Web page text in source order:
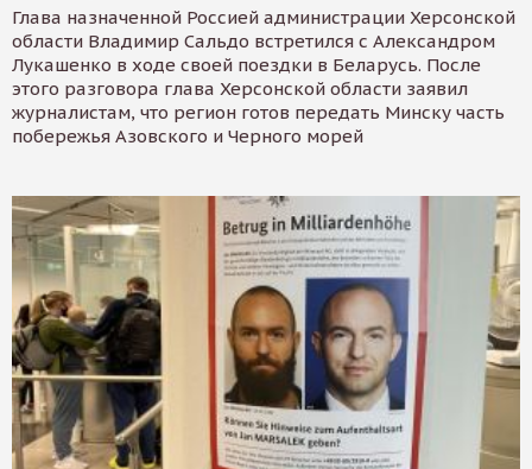
Глава назначенной Россией администрации Херсонской
области Владимир Сальдо встретился с Александром
Лукашенко в ходе своей поездки в Беларусь. После
этого разговора глава Херсонской области заявил
журналистам, что регион готов передать Минску часть
побережья Азовского и Черного морей